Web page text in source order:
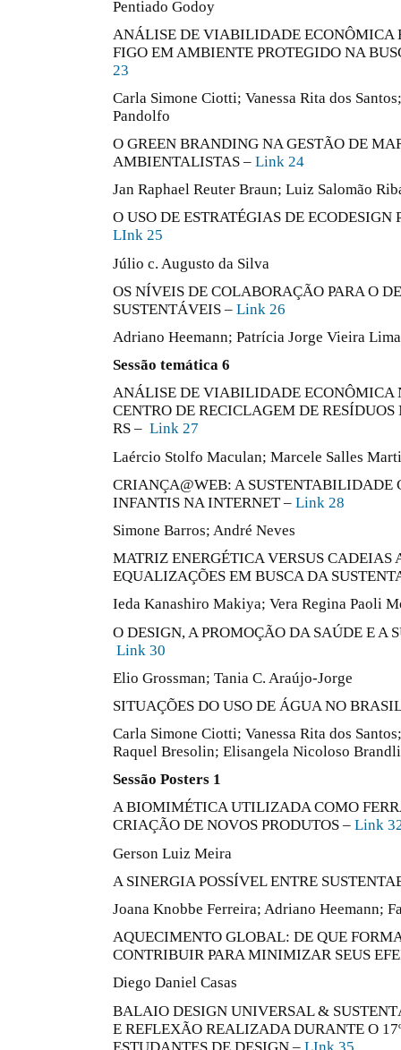
Pentiado Godoy
ANÁLISE DE VIABILIDADE ECONÔMICA
FIGO EM AMBIENTE PROTEGIDO NA
23
Carla Simone Ciotti; Vanessa Rita dos
Pandolfo
O GREEN BRANDING NA GESTÃO DE
AMBIENTALISTAS – Link 24
Jan Raphael Reuter Braun; Luiz Salomão
O USO DE ESTRATÉGIAS DE ECODESIGN
LInk 25
Júlio c. Augusto da Silva
OS NÍVEIS DE COLABORAÇÃO PARA O
SUSTENTÁVEIS – Link 26
Adriano Heemann; Patrícia Jorge Vieira Lima
Sessão temática 6
ANÁLISE DE VIABILIDADE ECONÔMICA
CENTRO DE RECICLAGEM DE
RS – Link 27
Laércio Stolfo Maculan; Marcele Salles
CRIANÇA@WEB: A SUSTENTABILIDADE
INFANTIS NA INTERNET – Link 28
Simone Barros; André Neves
MATRIZ ENERGÉTICA VERSUS CADEIAS
EQUALIZAÇÕES EM BUSCA DA
Ieda Kanashiro Makiya; Vera Regina Paoli
O DESIGN, A PROMOÇÃO DA SAÚDE E A
Link 30
Elio Grossman; Tania C. Araújo-Jorge
SITUAÇÕES DO USO DE ÁGUA NO
Carla Simone Ciotti; Vanessa Rita dos
Raquel Bresolin; Elisangela Nicoloso
Sessão Posters 1
A BIOMIMÉTICA UTILIZADA COMO
CRIAÇÃO DE NOVOS PRODUTOS – Link
Gerson Luiz Meira
A SINERGIA POSSÍVEL ENTRE
Joana Knobbe Ferreira; Adriano Heemann;
AQUECIMENTO GLOBAL: DE QUE
CONTRIBUIR PARA MINIMIZAR SEUS
Diego Daniel Casas
BALAIO DESIGN UNIVERSAL &
E REFLEXÃO REALIZADA DURANTE O
ESTUDANTES DE DESIGN – LInk 35